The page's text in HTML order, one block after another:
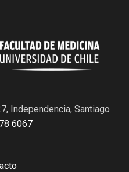
Independencia, Santiago
6067